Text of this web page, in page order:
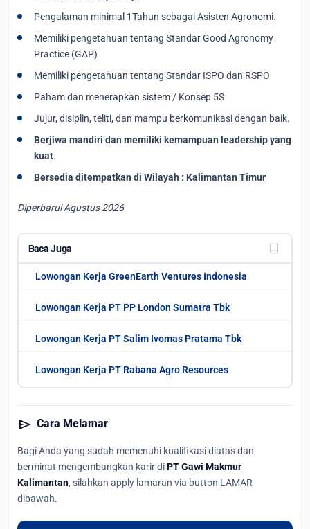
Pengalaman minimal 1Tahun sebagai Asisten Agronomi.
Memiliki pengetahuan tentang Standar Good Agronomy
Practice (GAP)
Memiliki pengetahuan tentang Standar ISPO dan RSPO
Paham dan menerapkan sistem / Konsep 5S
Jujur, disiplin, teliti, dan mampu berkomunikasi dengan baik.
Berjiwa mandiri dan memiliki kemampuan leadership yang
kuat.
Bersedia ditempatkan di Wilayah : Kalimantan Timur
Diperbarui Agustus 2026
Baca Juga
Lowongan Kerja GreenEarth Ventures Indonesia
Lowongan Kerja PT PP London Sumatra Tbk
Lowongan Kerja PT Salim Ivomas Pratama Tbk
Lowongan Kerja PT Rabana Agro Resources
send Cara Melamar
Bagi Anda yang sudah memenuhi kualifikasi diatas dan
berminat mengembangkan karir diPT Gawi Makmur
Kalimantan, silahkan apply lamaran via button LAMAR
dibawah.